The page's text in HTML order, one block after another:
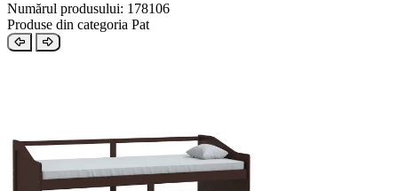
Numărul produsului: 178106
Produse din categoria Pat